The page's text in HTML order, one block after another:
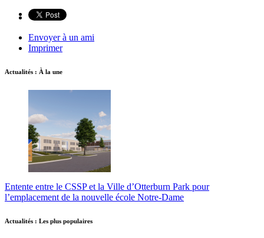
Envoyer à un ami
Imprimer
Actualités : À la une
Entente entre le CSSP et la Ville d’Otterburn Park pour
l’emplacement de la nouvelle école Notre-Dame
Actualités : Les plus populaires